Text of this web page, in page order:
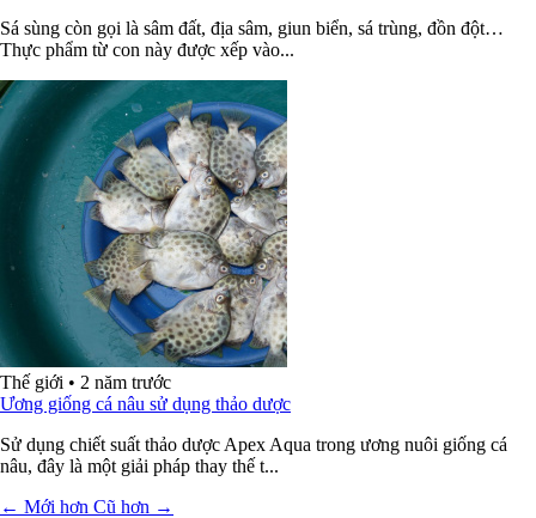
Sá sùng còn gọi là sâm đất, địa sâm, giun biển, sá trùng, đồn đột…
Thực phẩm từ con này được xếp vào...
Thế giới • 2 năm trước
Ương giống cá nâu sử dụng thảo dược
Sử dụng chiết suất thảo dược Apex Aqua trong ương nuôi giống cá
nâu, đây là một giải pháp thay thế t...
← Mới hơn Cũ hơn →